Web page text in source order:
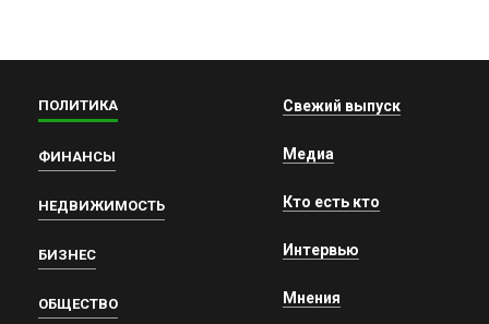
ПОЛИТИКА
ФИНАНСЫ
НЕДВИЖИМОСТЬ
БИЗНЕС
ОБЩЕСТВО
Свежий выпуск
Медиа
Кто есть кто
Интервью
Мнения